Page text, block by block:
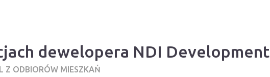
dewelopera NDI Development
Z ODBIORÓW MIESZKAŃ